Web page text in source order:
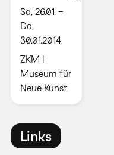
So, 26.01. –
Do,
30.01.2014
ZKM |
Museum für
Neue Kunst
Links